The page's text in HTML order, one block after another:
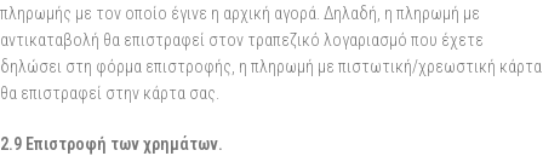
πληρωμής με τον οποίο έγινε η αρχική αγορά. Δηλαδή, η πληρωμή με
αντικαταβολή θα επιστραφεί στον τραπεζικό λογαριασμό που έχετε
δηλώσει στη φόρμα επιστροφής, η πληρωμή με πιστωτική/χρεωστική κάρτα
θα επιστραφεί στην κάρτα σας.
2.9 Επιστροφή των χρημάτων.